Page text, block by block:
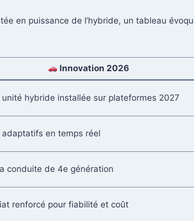
en puissance de l’hybride, un tableau
Innovation 2026
unité hybride installée sur plateformes 2027
adaptatifs en temps réel
conduite de 4e génération
renforcé pour fiabilité et coût